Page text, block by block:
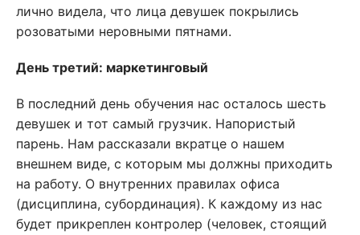
лично видела, что лица девушек покрылись
розоватыми неровными пятнами.
День третий: маркетинговый
В последний день обучения нас осталось шесть
девушек и тот самый грузчик. Напористый
парень. Нам рассказали вкратце о нашем
внешнем виде, с которым мы должны приходить
на работу. О внутренних правилах офиса
(дисциплина, субординация). К каждому из нас
будет прикреплен контролер (человек, стоящий